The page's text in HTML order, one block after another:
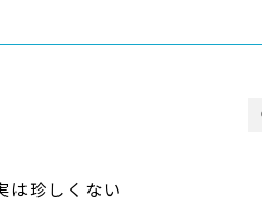
は珍しくない